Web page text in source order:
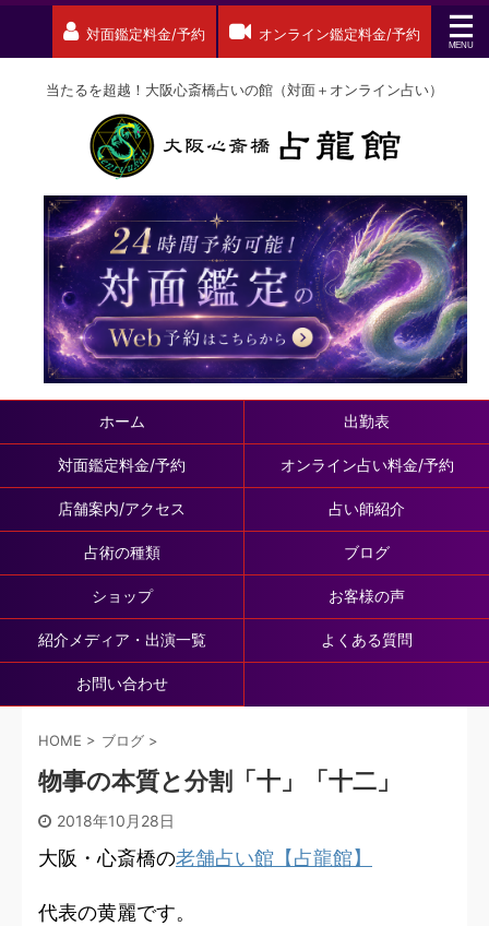
対面鑑定料金/予約 オンライン鑑定料金/予約
当たるを超越！大阪心斎橋占いの館（対面＋オンライン占い）
ホーム 出勤表
対面鑑定料金/予約 オンライン占い料金/予約
店舗案内/アクセス 占い師紹介
占術の種類 ブログ
ショップ お客様の声
紹介メディア・出演一覧 よくある質問
お問い合わせ
HOME > ブログ >
物事の本質と分割「十」「十二」
2018年10月28日
大阪・心斎橋の老舗占い館【占龍館】
代表の黄麗です。